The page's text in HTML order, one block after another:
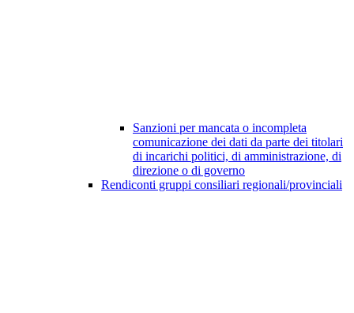
Sanzioni per mancata o incompleta
comunicazione dei dati da parte dei titolari
di incarichi politici, di amministrazione, di
direzione o di governo
Rendiconti gruppi consiliari regionali/provinciali